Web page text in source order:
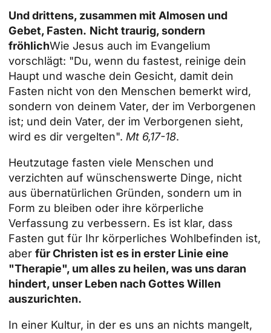
Und drittens, zusammen mit Almosen und
Gebet, Fasten. Nicht traurig, sondern
fröhlichWie Jesus auch im Evangelium
vorschlägt: "Du, wenn du fastest, reinige dein
Haupt und wasche dein Gesicht, damit dein
Fasten nicht von den Menschen bemerkt wird,
sondern von deinem Vater, der im Verborgenen
ist; und dein Vater, der im Verborgenen sieht,
wird es dir vergelten". Mt 6,17-18.
Heutzutage fasten viele Menschen und
verzichten auf wünschenswerte Dinge, nicht
aus übernatürlichen Gründen, sondern um in
Form zu bleiben oder ihre körperliche
Verfassung zu verbessern. Es ist klar, dass
Fasten gut für Ihr körperliches Wohlbefinden ist,
aber für Christen ist es in erster Linie eine
"Therapie", um alles zu heilen, was uns daran
hindert, unser Leben nach Gottes Willen
auszurichten.
In einer Kultur, in der es uns an nichts mangelt,